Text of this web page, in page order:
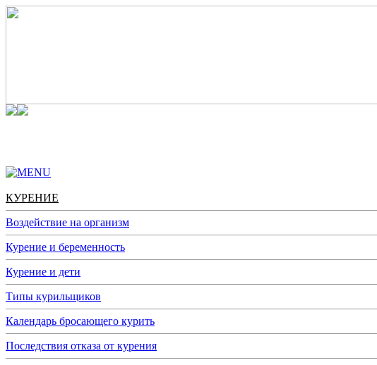
КУРЕНИЕ
Воздействие на организм
Курение и беременность
Курение и дети
Типы курильщиков
Календарь бросающего курить
Последствия отказа от курения